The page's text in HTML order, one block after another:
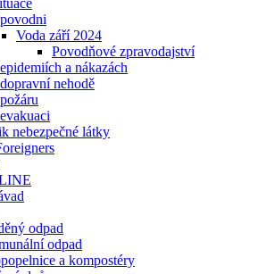
Voda září 2024
Povodňové zpravodajství
a nákazách
nehodě
nebezpečné látky
odpad
odpad
a kompostéry